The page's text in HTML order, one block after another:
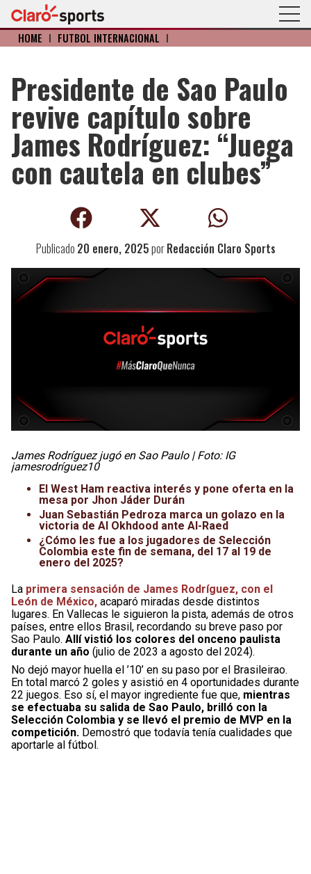
HOME I FÚTBOL INTERNACIONAL I
Presidente de Sao Paulo
revive capítulo sobre
James Rodríguez: “Juega
con cautela en clubes”
Publicado 20 enero, 2025porRedacción Claro Sports
James Rodríguez jugó en Sao Paulo | Foto: IG
jamesrodríguez10
El West Ham reactiva interés y pone oferta en la
mesa por Jhon Jáder Durán
Juan Sebastián Pedroza marca un golazo en la
victoria de Al Okhdood ante Al-Raed
¿Cómo les fue a los jugadores de Selección
Colombia este fin de semana, del 17 al 19 de
enero del 2025?
La primera sensación de James Rodríguez, con el
León de México, acaparó miradas desde distintos
lugares. En Vallecas le siguieron la pista, además de otros
países, entre ellos Brasil, recordando su breve paso por
Sao Paulo. Allí vistió los colores del onceno paulista
durante un año (julio de 2023 a agosto del 2024).
No dejó mayor huella el ’10’ en su paso por el Brasileirao.
En total marcó 2 goles y asistió en 4 oportunidades durante
22 juegos. Eso sí, el mayor ingrediente fue que, mientras
se efectuaba su salida de Sao Paulo, brilló con la
Selección Colombia y se llevó el premio de MVP en la
competición. Demostró que todavía tenía cualidades que
aportarle al fútbol.